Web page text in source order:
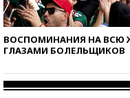
ВОСПОМИНАНИЯ НА ВСЮ
ГЛАЗАМИ БОЛЕЛЬЩИКОВ